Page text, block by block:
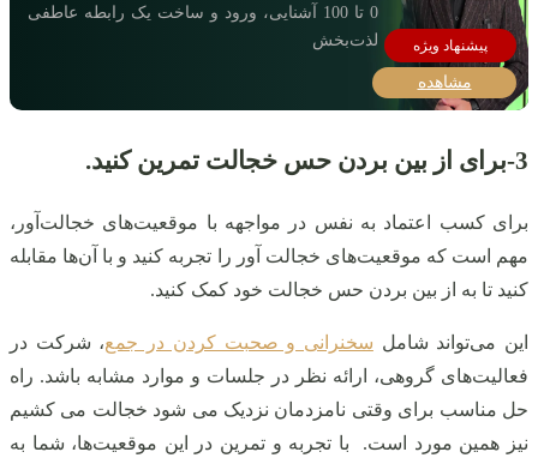
0 تا 100 آشنایی، ورود و ساخت یک رابطه عاطفی
لذت‌بخش
مشاهده
3-برای از بین بردن حس خجالت تمرین کنید.
برای کسب اعتماد به نفس در مواجهه با موقعیت‌های خجالت‌آور،
مهم است که موقعیت‌های خجالت آور را تجربه کنید و با آن‌ها مقابله
کنید تا به از بین بردن حس خجالت خود کمک کنید.
این می‌تواند شامل سخنرانی و صحبت کردن در جمع، شرکت در
فعالیت‌های گروهی، ارائه نظر در جلسات و موارد مشابه باشد. راه
حل مناسب برای وقتی نامزدمان نزدیک می شود خجالت می کشیم
نیز همین مورد است. با تجربه و تمرین در این موقعیت‌ها، شما به